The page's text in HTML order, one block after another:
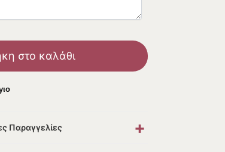
στο καλάθι
Παραγγελίες +